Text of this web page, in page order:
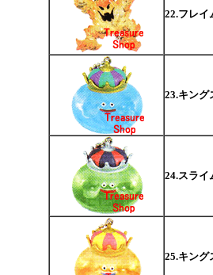
22.フレイ
23.キング
24.スライ
25.キング